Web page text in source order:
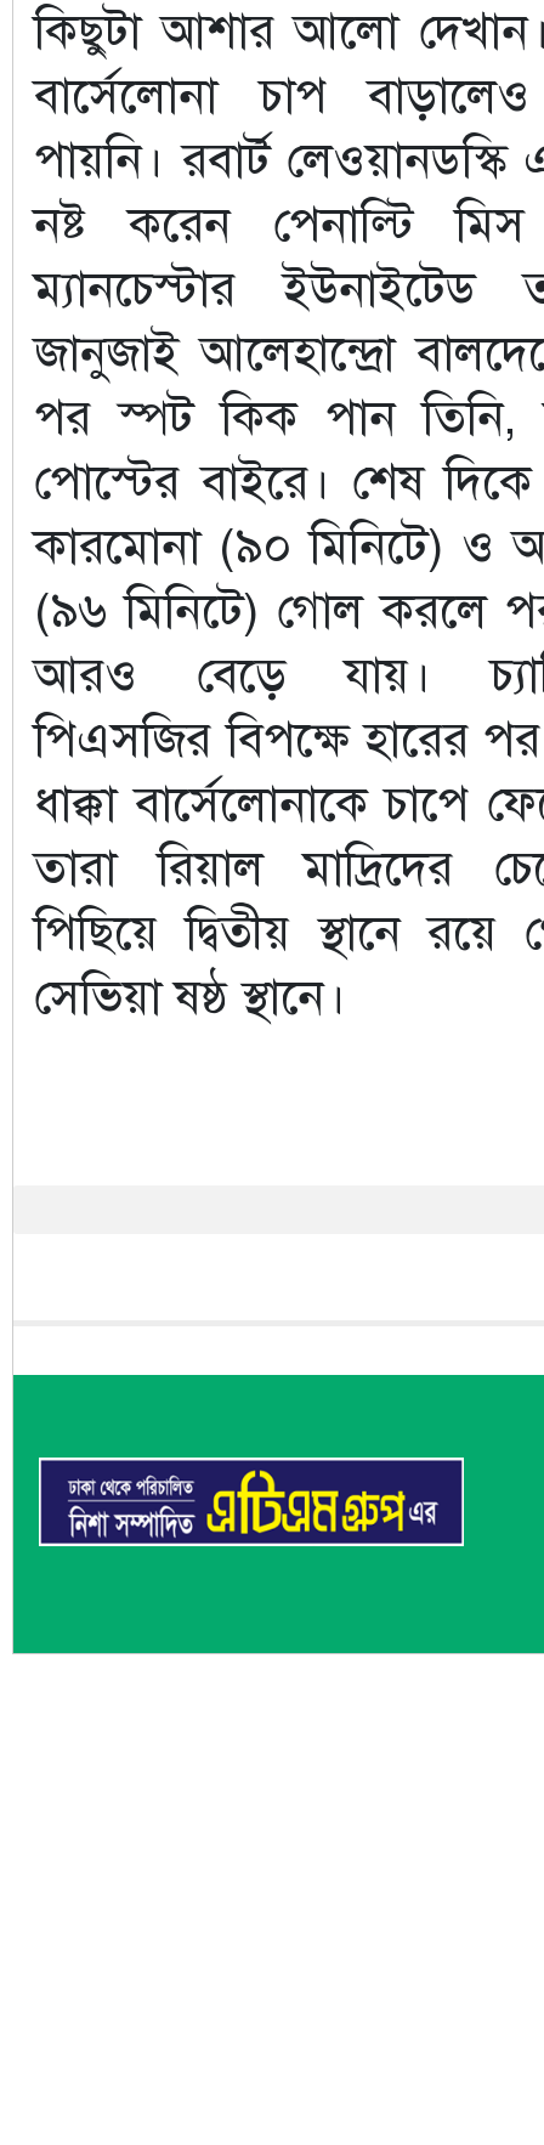
কিছুটা আশার আলো দেখান।
বার্সেলোনা চাপ
পায়নি। রবার্ট
নষ্ট করেন পেনাল্টি
ম্যানচেস্টার
জানুজাই আলেহান্দ্রো
পর স্পট কিক পান তিনি,
পোস্টের বাইরে। শেষ
কারমোনা (৯০ মিনিটে) ও
(৯৬ মিনিটে) গোল করলে
আরও বেড়ে যায়।
পিএসজির বিপক্ষে হারের
ধাক্কা বার্সেলোনাকে চাপে
তারা রিয়াল মাদ্রিদের
পিছিয়ে দ্বিতীয় স্থানে
সেভিয়া ষষ্ঠ স্থানে।